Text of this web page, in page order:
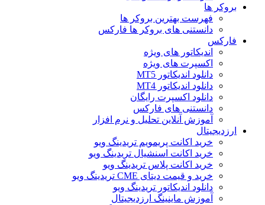
بروکر ها
فهرست بهترین بروکر ها
دانستنی های بروکر ها فارکس
فارکس
اندیکاتور های ویژه
اکسپرت های ویژه
دانلود اندیکاتور MT5
دانلود اندیکاتور MT4
دانلود اکسپرت رایگان
دانستنی های فارکس
آموزش آنلاین تحلیل و نرم افزار
ارزدیجیتال
خرید اکانت پریمویم تریدینگ ویو
خرید اکانت اسنشیال تریدینگ ویو
خرید اکانت پلاس تریدینگ ویو
خرید و قیمت دیتای CME تریدینگ ویو
دانلود اندیکاتور تریدینگ ویو
آموزش ماینینگ ارزدیجیتال